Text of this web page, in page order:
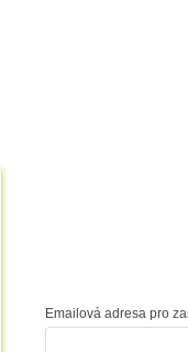
Emailová adresa pro